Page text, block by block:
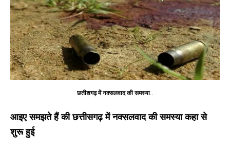
छतीशगढ़ में नक्सलवाद की समस्या..
आइए समझते हैं की छत्तीसगढ़ में नक्सलवाद की समस्या कहा से
शुरू हुई